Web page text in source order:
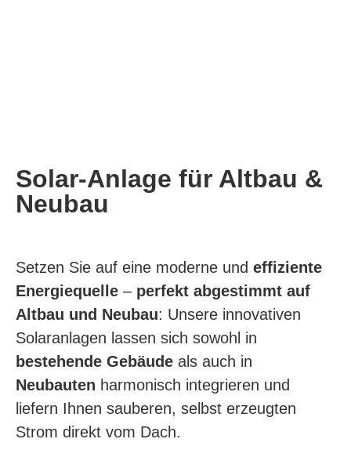
Solar-Anlage für Altbau &
Neubau
Setzen Sie auf eine moderne und effiziente
Energiequelle – perfekt abgestimmt auf
Altbau und Neubau: Unsere innovativen
Solaranlagen lassen sich sowohl in
bestehende Gebäude als auch in
Neubauten harmonisch integrieren und
liefern Ihnen sauberen, selbst erzeugten
Strom direkt vom Dach.